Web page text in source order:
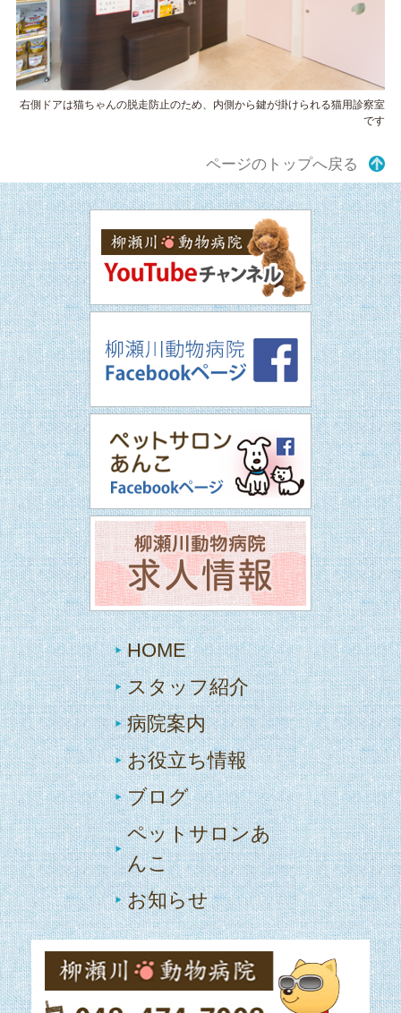
右側ドアは猫ちゃんの脱走防止のため、内側から鍵が掛けられる猫用診察室
です
ページのトップへ戻る
HOME
スタッフ紹介
病院案内
お役立ち情報
ブログ
ペットサロンあ
んこ
お知らせ